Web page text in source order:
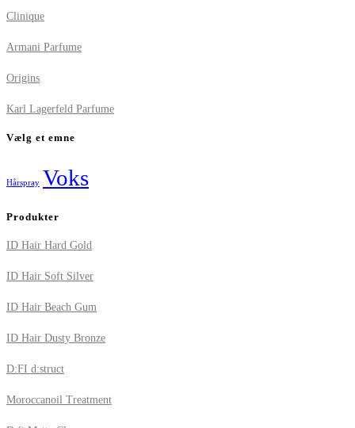
Clinique
Armani Parfume
Origins
Karl Lagerfeld Parfume
Vælg et emne
Hårspray Voks
Produkter
ID Hair Hard Gold
ID Hair Soft Silver
ID Hair Beach Gum
ID Hair Dusty Bronze
D:FI d:struct
Moroccanoil Treatment